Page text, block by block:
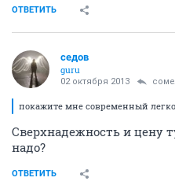
ОТВЕТИТЬ
седов
guru
02 октября 2013
покажите мне современный
Сверхнадежность и цену
надо?
ОТВЕТИТЬ